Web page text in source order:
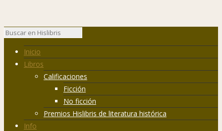
Inicio
Libros
Calificaciones
Ficción
No ficción
Premios Hislibris de literatura histórica
Info